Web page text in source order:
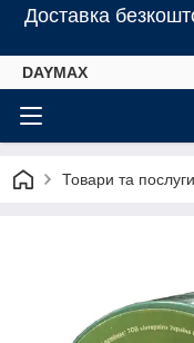
Доставка
DAYMAX
Товари та послуги